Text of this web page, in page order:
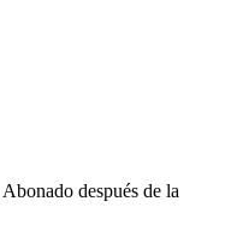
Abonado después de la